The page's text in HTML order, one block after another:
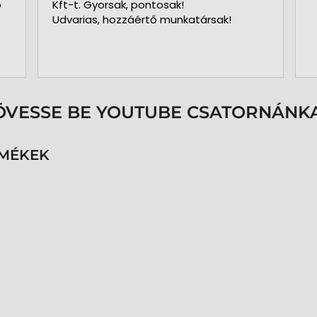
Kft-t. Gyorsak, pontosak!
Udvarias, hozzáértő munkatársak!
BE YOUTUBE